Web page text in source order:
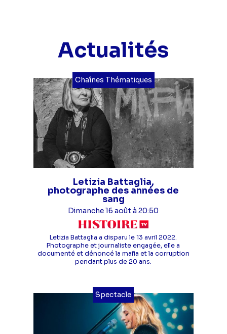
Actualités
Chaînes Thématiques
Letizia Battaglia,
photographe des années de
sang
Dimanche 16 août à 20:50
Letizia Battaglia a disparu le 13 avril 2022.
Photographe et journaliste engagée, elle a
documenté et dénoncé la mafia et la corruption
pendant plus de 20 ans.
Spectacle